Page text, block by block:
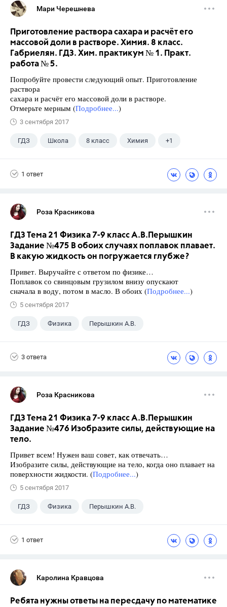
Мари Черешнева
Приготовление раствора сахара и расчёт его
массовой доли в растворе. Химия. 8 класс.
Габриелян. ГДЗ. Хим. практикум № 1. Практ.
работа № 5.
Попробуйте провести следующий опыт. Приготовление
раствора
сахара и расчёт его массовой доли в растворе.
Отмерьте мерным (Подробнее...)
3 сентября 2017
ГДЗ Школа 8 класс Химия +1
1 ответ
Роза Красникова
ГДЗ Тема 21 Физика 7-9 класс А.В.Перышкин
Задание №475 В обоих случаях поплавок плавает.
В какую жидкость он погружается глубже?
Привет. Выручайте с ответом по физике…
Поплавок со свинцовым грузилом внизу опускают
сначала в воду, потом в масло. В обоих (Подробнее...)
5 сентября 2017
ГДЗ Физика Перышкин А.В.
3 ответа
Роза Красникова
ГДЗ Тема 21 Физика 7-9 класс А.В.Перышкин
Задание №476 Изобразите силы, действующие на
тело.
Привет всем! Нужен ваш совет, как отвечать…
Изобразите силы, действующие на тело, когда оно плавает на
поверхности жидкости. (Подробнее...)
5 сентября 2017
ГДЗ Физика Перышкин А.В.
1 ответ
Каролина Кравцова
Ребята нужны ответы на пересдачу по математике